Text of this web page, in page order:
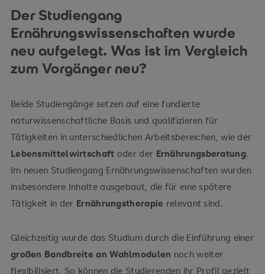
Der Studiengang
Ernährungswissenschaften wurde
neu aufgelegt. Was ist im Vergleich
zum Vorgänger neu?
Beide Studiengänge setzen auf eine fundierte
naturwissenschaftliche Basis und qualifizieren für
Tätigkeiten in unterschiedlichen Arbeitsbereichen, wie der
Lebensmittelwirtschaft oder der Ernährungsberatung.
Im neuen Studiengang Ernährungswissenschaften wurden
insbesondere Inhalte ausgebaut, die für eine spätere
Tätigkeit in der Ernährungstherapie relevant sind.
Gleichzeitig wurde das Studium durch die Einführung einer
großen Bandbreite an Wahlmodulen noch weiter
flexibilisiert. So können die Studierenden ihr Profil gezielt